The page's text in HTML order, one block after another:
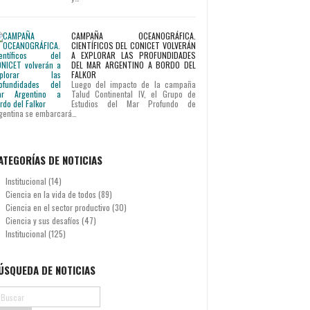
CAMPAÑA OCEANOGRÁFICA.
CIENTÍFICOS DEL CONICET VOLVERÁN
A EXPLORAR LAS PROFUNDIDADES
DEL MAR ARGENTINO A BORDO DEL
FALKOR
Luego del impacto de la campaña
Talud Continental IV, el Grupo de
Estudios del Mar Profundo de
se embarcará…
DE NOTICIAS
Institucional (14)
Ciencia en la vida de todos (89)
Ciencia en el sector productivo (30)
Ciencia y sus desafíos (47)
Institucional (125)
DE NOTICIAS